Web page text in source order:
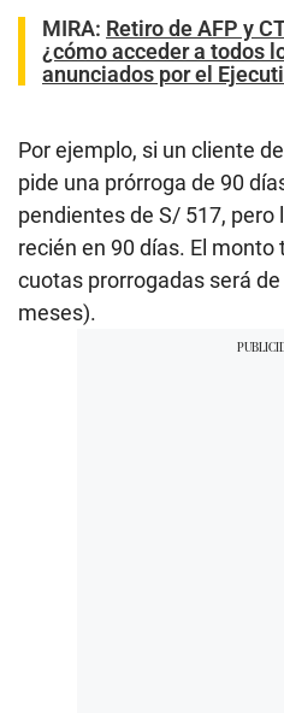
MIRA: Retiro de AFP y
¿cómo acceder a todos
anunciados por el
Por ejemplo, si un cliente
pide una prórroga de 90
pendientes de S/ 517,
recién en 90 días. El
cuotas prorrogadas será
meses).